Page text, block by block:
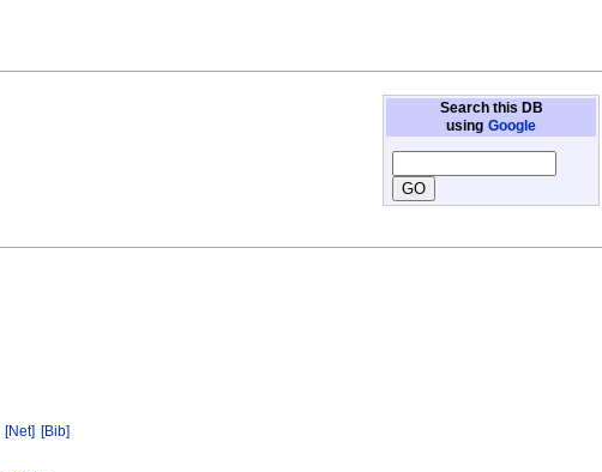
Search this DB
using Google
[Net] [Bib]